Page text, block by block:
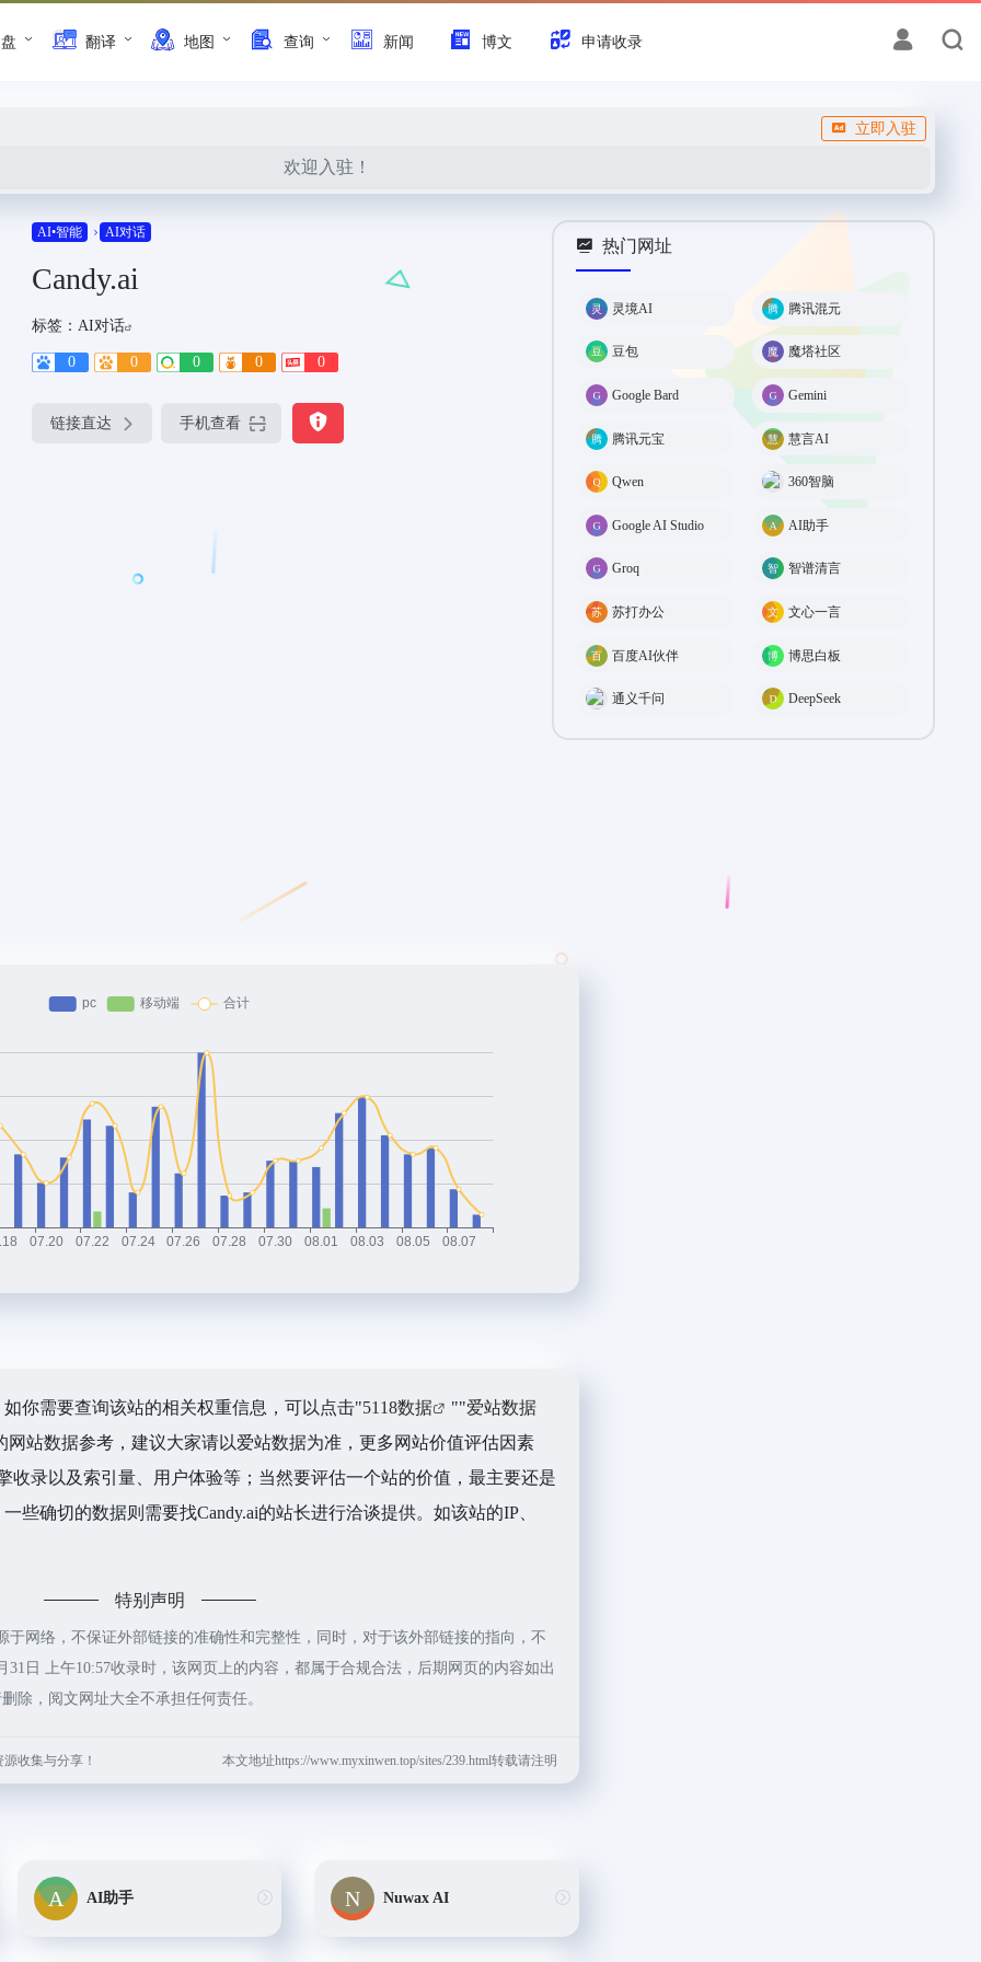
翻译 地图 查询 新闻 博文 申请收录
立即入驻
欢迎入驻！
AI•智能 AI对话
Candy.ai
标签： AI对话
0 0 0 0 0
链接直达 手机查看
热门网址
灵境AI 腾讯混元
豆包 魔塔社区
Google Bard Gemini
腾讯元宝 慧言AI
Qwen 360智脑
Google AI Studio AI助手
Groq 智谱清言
苏打办公 文心一言
百度AI伙伴 博思白板
通义千问 DeepSeek
如你需要查询该站的相关权重信息，可以点击"5118数据 ""爱站数据
网站数据参考，建议大家请以爱站数据为准，更多网站价值评估因素
收录以及索引量、用户体验等；当然要评估一个站的价值，最主要还是
些确切的数据则需要找Candy.ai的站长进行洽谈提供。如该站的IP、
特别声明
于网络，不保证外部链接的准确性和完整性，同时，对于该外部链接的指向，不
31日 上午10:57收录时，该网页上的内容，都属于合规合法，后期网页的内容如出
除，阅文网址大全不承担任何责任。
收集与分享！ 本文地址https://www.myxinwen.top/sites/239.html转载请注明
AI助手 Nuwax AI